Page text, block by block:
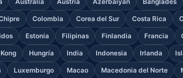
Colombia Corea del Sur Costa Rica
Estonia Filipinas Finlandia Francia
Hungría India Indonesia Irlanda
Luxemburgo Macao Macedonia del Norte